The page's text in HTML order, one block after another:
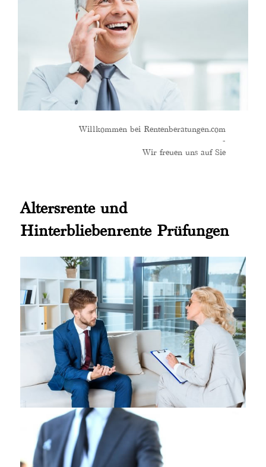
Willkommen bei Rentenberatungen.com
-
Wir freuen uns auf Sie
Altersrente und
Hinterbliebenrente Prüfungen